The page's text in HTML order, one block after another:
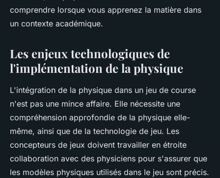
comprendre lorsque vous apprenez la matière dans
un contexte académique.
Les enjeux technologiques de
l'implémentation de la physique
L'intégration de la physique dans un jeu de course
n'est pas une mince affaire. Elle nécessite une
compréhension approfondie de la physique elle-
même, ainsi que de la technologie de jeu. Les
concepteurs de jeux doivent travailler en étroite
collaboration avec des physiciens pour s'assurer que
les modèles physiques utilisés dans le jeu sont précis.